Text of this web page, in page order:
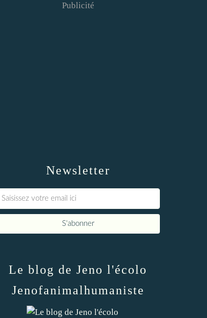
Newsletter
Publicité
Le blog de Jeno l'écolo
Jenofanimalhumaniste